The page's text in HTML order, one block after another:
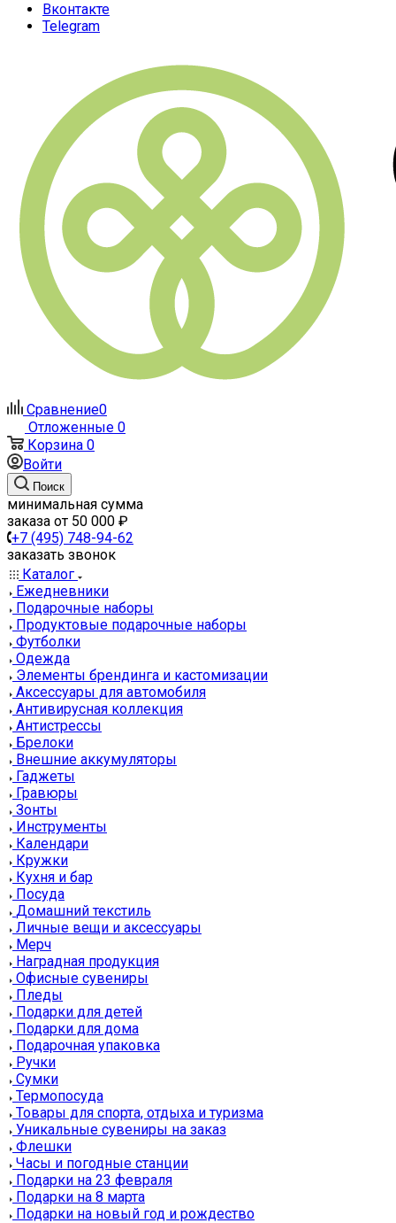
Вконтакте
Telegram
Сравнение0
Отложенные 0
Корзина 0
Войти
Поиск
минимальная сумма
заказа от 50 000 ₽
+7 (495) 748-94-62
заказать звонок
Каталог
Ежедневники
Подарочные наборы
Продуктовые подарочные наборы
Футболки
Одежда
Элементы брендинга и кастомизации
Аксессуары для автомобиля
Антивирусная коллекция
Антистрессы
Брелоки
Внешние аккумуляторы
Гаджеты
Гравюры
Зонты
Инструменты
Календари
Кружки
Кухня и бар
Посуда
Домашний текстиль
Личные вещи и аксессуары
Мерч
Наградная продукция
Офисные сувениры
Пледы
Подарки для детей
Подарки для дома
Подарочная упаковка
Ручки
Сумки
Термопосуда
Товары для спорта, отдыха и туризма
Уникальные сувениры на заказ
Флешки
Часы и погодные станции
Подарки на 23 февраля
Подарки на 8 марта
Подарки на новый год и рождество